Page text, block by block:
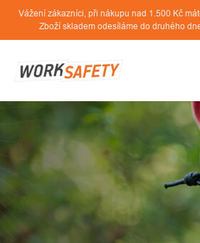
Přejít
obsah
Vážení zákazníci, při nákupu nad 1.500 Kč
Zboží skladem odesíláme do druhého
VÍTEJTE
V
NAŠEM
OBCHODĚ